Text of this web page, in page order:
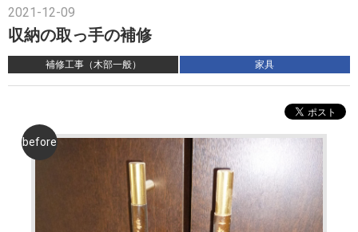
2021-12-09
収納の取っ手の補修
補修工事（木部一般） 家具